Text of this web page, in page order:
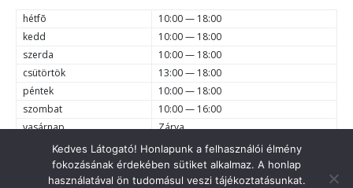
hétfõ
10:00 — 18:00
kedd
10:00 — 18:00
szerda
10:00 — 18:00
csütörtök
13:00 — 18:00
péntek
10:00 — 18:00
szombat
10:00 — 16:00
vasárnap
Zárva
6720 Szeged, Dóm tér 1-4. (62) 425-525, (62) 630-634; e-mail
Kedves Látogató! Honlapunk a felhasználói élmény
fokozásának érdekében sütiket alkalmaz. A honlap
használatával ön tudomásul veszi tájékoztatásunkat.